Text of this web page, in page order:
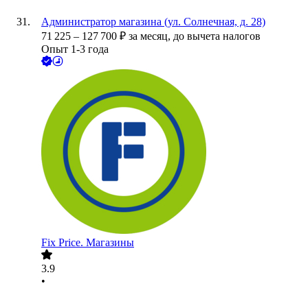
Администратор магазина (ул. Солнечная, д. 28)
71 225 – 127 700 ₽ за месяц, до вычета налогов
Опыт 1-3 года
Fix Price. Магазины
3.9
•